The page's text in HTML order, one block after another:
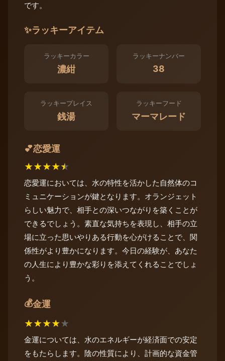
です。
✨ラッキーアイテム
ラッキーカラー
濃紺
ラッキーナンバー
38
ラッキープレイス
銭湯
ラッキーフード
マーマレード
💕恋愛運
★★★★★
恋愛運においては、水の特性を活かした自然体のコ
ミュニケーションが鍵となります。オランジェット
らしい魅力で、相手との深いつながりを築くことが
できるでしょう。素直な気持ちを表現し、相手の立
場に立った思いやりある行動を心がけることで、関
係性がより豊かになります。今日の経験が、あなた
の人生により豊かな彩りを添えてくれることでしょ
う。
💰金運
★★★★★
金運については、水のエネルギーが経済面での安定
をもたらします。陰の性質により、計画的な資金管